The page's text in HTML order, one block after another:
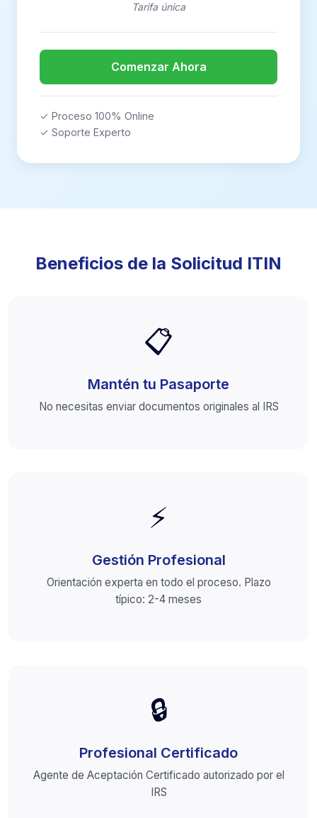
Tarifa única
Comenzar Ahora
✓ Proceso 100% Online
✓ Soporte Experto
Beneficios de la Solicitud ITIN
📋
Mantén tu Pasaporte
No necesitas enviar documentos originales al IRS
⚡
Gestión Profesional
Orientación experta en todo el proceso. Plazo
típico: 2-4 meses
🔒
Profesional Certificado
Agente de Aceptación Certificado autorizado por el
IRS